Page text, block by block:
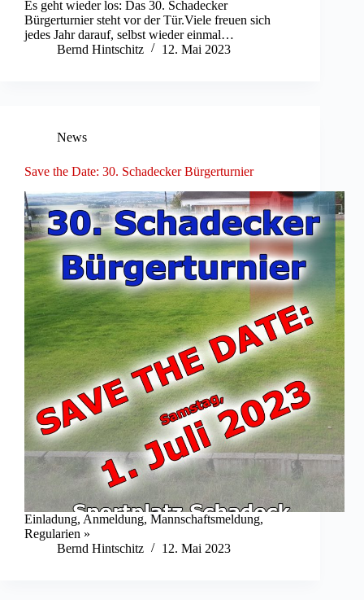
Es geht wieder los: Das 30. Schadecker
Bürgerturnier steht vor der Tür.Viele freuen sich
jedes Jahr darauf, selbst wieder einmal…
Bernd Hintschitz
12. Mai 2023
News
Save the Date: 30. Schadecker Bürgerturnier
Einladung, Anmeldung, Mannschaftsmeldung,
Regularien »
Bernd Hintschitz
12. Mai 2023